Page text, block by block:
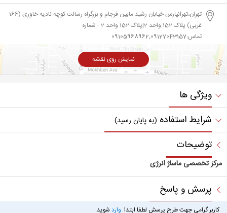
تهران،تهرانپارس خیابان رشید مابین فرجام و بزرگراه رسالت کوچه نادیه خاوری (166
غربی) پلاک 152 واحد 2|پلاک 152 واحد 2 - شماره
تماس:09105968962,09127043157
نمایش روی نقشه
ویژگی ها
شرایط استفاده (به پایان رسید)
توضیحات
مرکز تخصصی ماساژ انرژی
پرسش و پاسخ
کاربر گرامی جهت طرح پرسش لطفا ابتدا وارد شوید.